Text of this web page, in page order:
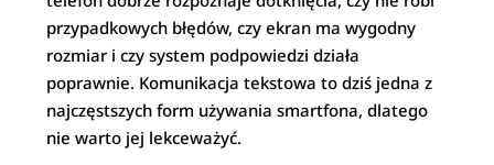
przypadkowych błędów, czy ekran ma wygodny
rozmiar i czy system podpowiedzi działa
poprawnie. Komunikacja tekstowa to dziś jedna z
najczęstszych form używania smartfona, dlatego
nie warto jej lekceważyć.